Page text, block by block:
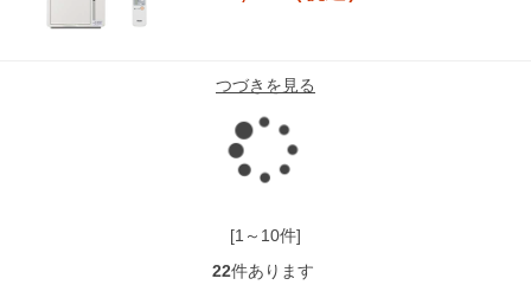
つづきを見る
み
[1～10件]
22件あります